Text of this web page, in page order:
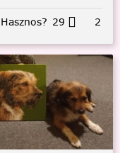
Hasznos? 29 2